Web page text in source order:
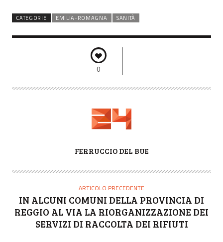
CATEGORIE EMILIA-ROMAGNA SANITÀ
0
T
E
FERRUCCIO DEL BUE
ARTICOLO PRECEDENTE
IN ALCUNI COMUNI DELLA PROVINCIA DI
REGGIO AL VIA LA RIORGANIZZAZIONE DEI
SERVIZI DI RACCOLTA DEI RIFIUTI